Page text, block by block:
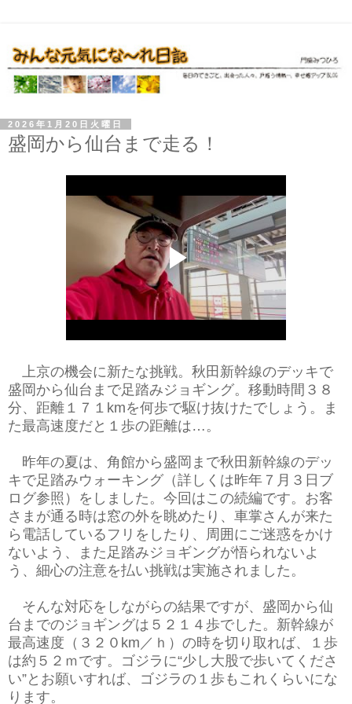
2026年1月20日火曜日
盛岡から仙台まで走る！
上京の機会に新たな挑戦。秋田新幹線のデッキで
盛岡から仙台まで足踏みジョギング。移動時間３８
分、距離１７１kmを何歩で駆け抜けたでしょう。ま
た最高速度だと１歩の距離は…。
昨年の夏は、角館から盛岡まで秋田新幹線のデッ
キで足踏みウォーキング（詳しくは昨年７月３日ブ
ログ参照）をしました。今回はこの続編です。お客
さまが通る時は窓の外を眺めたり、車掌さんが来た
ら電話しているフリをしたり、周囲にご迷惑をかけ
ないよう、また足踏みジョギングが悟られないよ
う、細心の注意を払い挑戦は実施されました。
そんな対応をしながらの結果ですが、盛岡から仙
台までのジョギングは５２１４歩でした。新幹線が
最高速度（３２０km／ｈ）の時を切り取れば、１歩
は約５２ｍです。ゴジラに“少し大股で歩いてくださ
い”とお願いすれば、ゴジラの１歩もこれくらいにな
ります。